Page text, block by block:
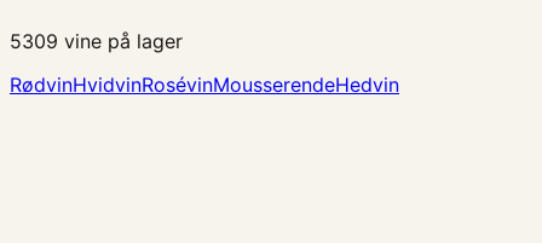
5309 vine på lager
RødvinHvidvinRosévinMousserendeHedvin